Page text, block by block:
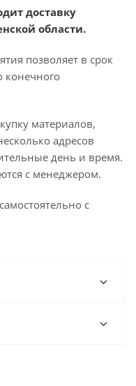
доставку
области.
позволяет в срок
конечного
материалов,
адресов
день и время.
с менеджером.
с